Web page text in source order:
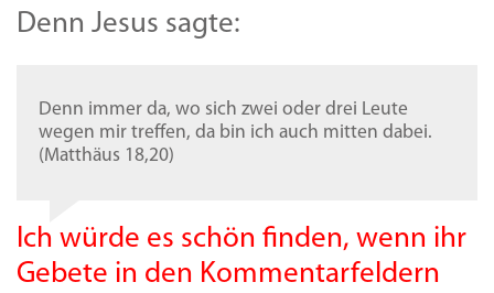
Denn Jesus sagte:
Denn immer da, wo sich zwei oder drei Leute
wegen mir treffen, da bin ich auch mitten dabei.
(Matthäus 18,20)
Ich würde es schön finden, wenn ihr
Gebete in den Kommentarfeldern